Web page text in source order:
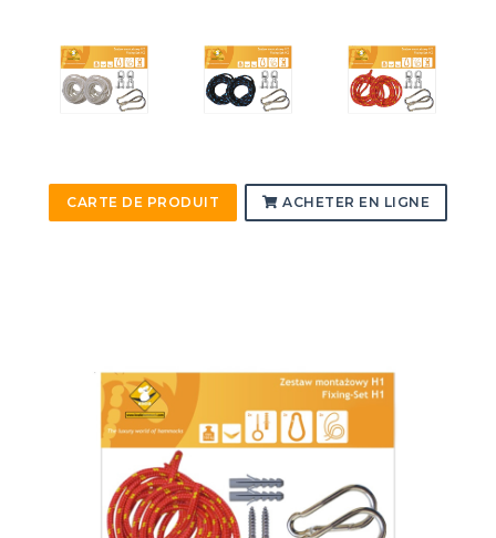
CARTE DE PRODUIT ACHETER EN LIGNE